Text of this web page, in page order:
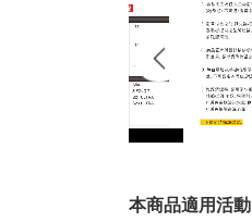
本商品適用活動